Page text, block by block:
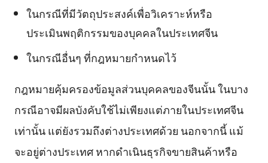
ในกรณีที่มีวัตถุประสงค์เพื่อวิเคราะห์หรือ
ประเมินพฤติกรรมของบุคคลในประเทศจีน
ในกรณีอื่นๆ ที่กฎหมายกำหนดไว้
กฎหมายคุ้มครองข้อมูลส่วนบุคคลของจีนนั้น ในบาง
กรณีอาจมีผลบังคับใช้ไม่เพียงแต่ภายในประเทศจีน
เท่านั้น แต่ยังรวมถึงต่างประเทศด้วย นอกจากนี้ แม้
จะอยู่ต่างประเทศ หากดำเนินธุรกิจขายสินค้าหรือ